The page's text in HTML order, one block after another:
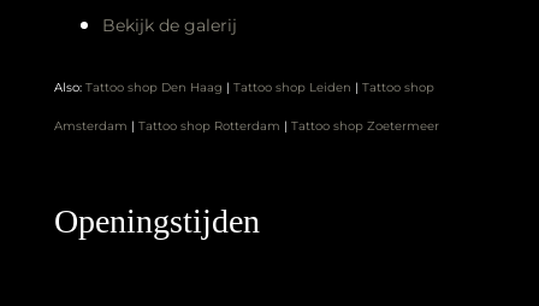
Bekijk de galerij
Also: Tattoo shop Den Haag | Tattoo shop Leiden | Tattoo shop
Amsterdam | Tattoo shop Rotterdam | Tattoo shop Zoetermeer
Openingstijden